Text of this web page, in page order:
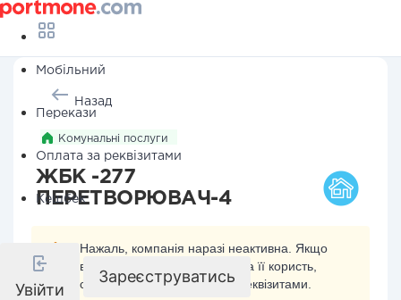
Мобільний
Перекази
Оплата за реквізитами
Кешбек
Увійти
Зареєструватись
Назад
Комунальні послуги
ЖБК -277
ПЕРЕТВОРЮВАЧ-4
Нажаль, компанія наразі неактивна. Якщо
ви хочете здійснити платіж на її користь,
скористайтесь оплатою за реквізитами.